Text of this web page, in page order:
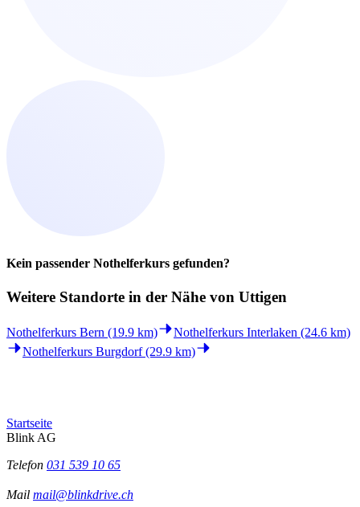
Kein passender Nothelferkurs gefunden?
Weitere Standorte in der Nähe von Uttigen
Nothelferkurs Bern (19.9 km)
Nothelferkurs Interlaken (24.6 km)
Nothelferkurs Burgdorf (29.9 km)
Startseite
Blink AG
Telefon 031 539 10 65
Mail mail@blinkdrive.ch